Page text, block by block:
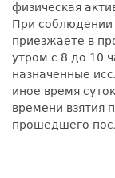
физическая
При
приезжаете в
утром с 8 до 10
назначенные
иное время
времени взятия
прошедшего